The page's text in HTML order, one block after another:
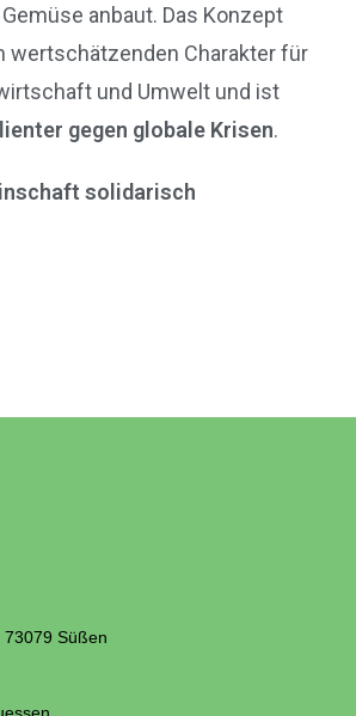
Gemüse anbaut. Das Konzept
wertschätzenden Charakter für
und Umwelt und ist
gegen globale Krisen.
solidarisch
Süßen